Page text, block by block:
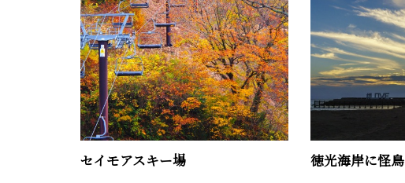
セイモアスキー場 徳光海岸に怪鳥